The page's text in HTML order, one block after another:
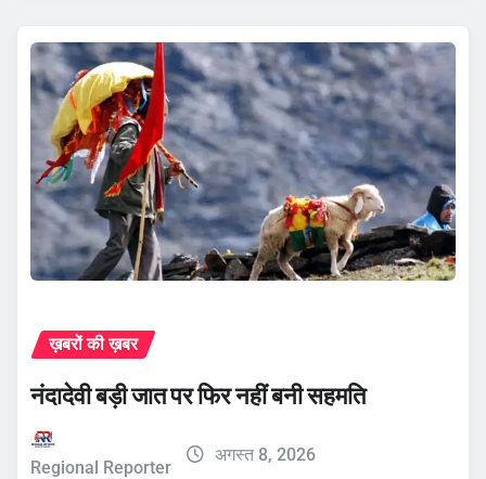
ख़बरों की ख़बर
नंदादेवी बड़ी जात पर फिर नहीं बनी सहमति
Regional Reporter
अगस्त 8, 2026